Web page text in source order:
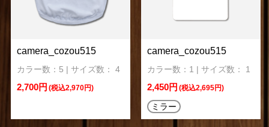
camera_cozou515
カラー数：5 | サイズ数： 4
2,700円 (税込2,970円)
camera_cozou515
カラー数：1 | サイズ数： 1
2,450円 (税込2,695円)
ミラー